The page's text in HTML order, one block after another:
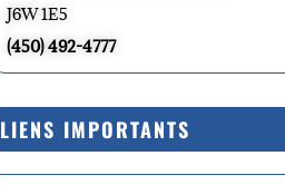
J6W 1E5
(450) 492-4777
LIENS IMPORTANTS